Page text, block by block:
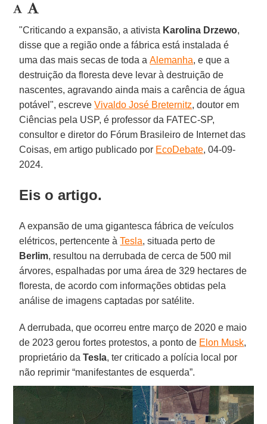
"Criticando a expansão, a ativista Karolina Drzewo,
disse que a região onde a fábrica está instalada é
uma das mais secas de toda aAlemanha, e que a
destruição da floresta deve levar à destruição de
nascentes, agravando ainda mais a carência de água
potável", escreveVivaldo José Breternitz, doutor em
Ciências pela USP, é professor da FATEC-SP,
consultor e diretor do Fórum Brasileiro de Internet das
Coisas, em artigo publicado por EcoDebate, 04-09-
2024.
Eis o artigo.
A expansão de uma gigantesca fábrica de veículos
elétricos, pertencente àTesla, situada perto de
Berlim, resultou na derrubada de cerca de 500 mil
árvores, espalhadas por uma área de 329 hectares de
floresta, de acordo com informações obtidas pela
análise de imagens captadas por satélite.
A derrubada, que ocorreu entre março de 2020 e maio
de 2023 gerou fortes protestos, a ponto de Elon Musk,
proprietário daTesla, ter criticado a polícia local por
não reprimir “manifestantes de esquerda”.